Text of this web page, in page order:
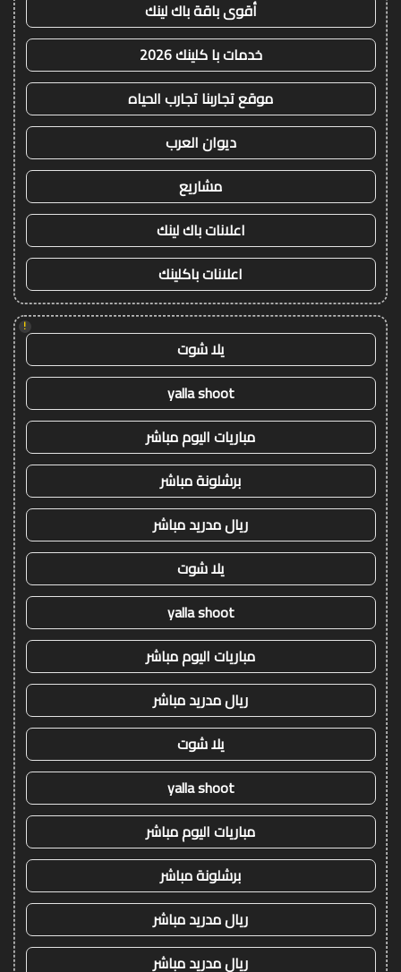
أقوى باقة باك لينك
خدمات با كلينك 2026
موقع تجاربنا تجارب الحياه
ديوان العرب
مشاريع
اعلانات باك لينك
اعلانات باكلينك
!
يلا شوت
yalla shoot
مباريات اليوم مباشر
برشلونة مباشر
ريال مدريد مباشر
يلا شوت
yalla shoot
مباريات اليوم مباشر
ريال مدريد مباشر
يلا شوت
yalla shoot
مباريات اليوم مباشر
برشلونة مباشر
ريال مدريد مباشر
ريال مدريد مباشر